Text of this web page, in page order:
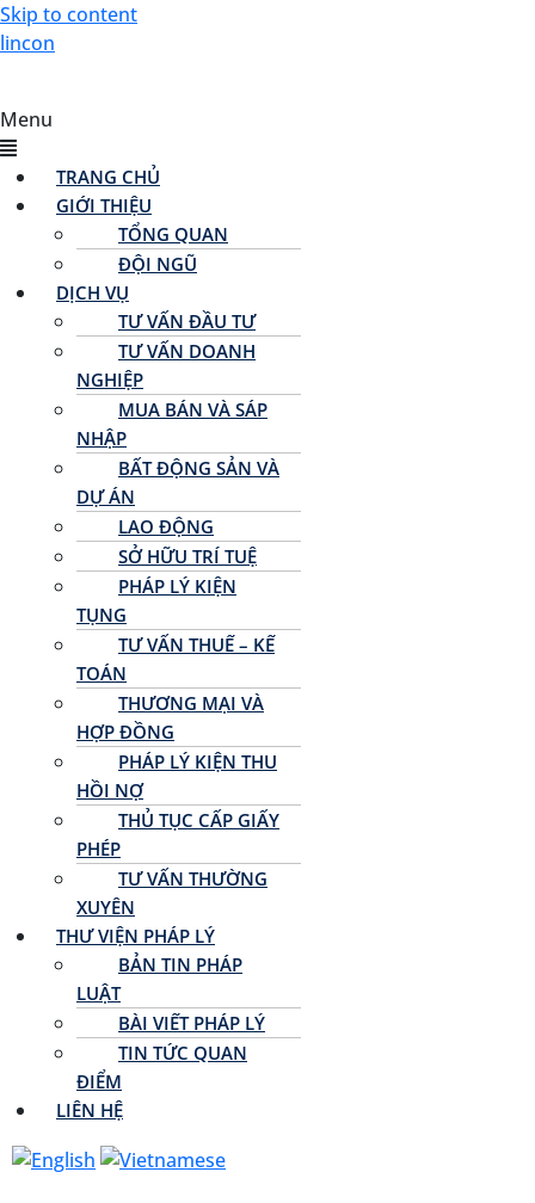
Skip to content
lincon
Menu
TRANG CHỦ
GIỚI THIỆU
TỔNG QUAN
ĐỘI NGŨ
DỊCH VỤ
TƯ VẤN ĐẦU TƯ
TƯ VẤN DOANH
NGHIỆP
MUA BÁN VÀ SÁP
NHẬP
BẤT ĐỘNG SẢN VÀ
DỰ ÁN
LAO ĐỘNG
SỞ HỮU TRÍ TUỆ
PHÁP LÝ KIỆN
TỤNG
TƯ VẤN THUẾ – KẾ
TOÁN
THƯƠNG MẠI VÀ
HỢP ĐỒNG
PHÁP LÝ KIỆN THU
HỒI NỢ
THỦ TỤC CẤP GIẤY
PHÉP
TƯ VẤN THƯỜNG
XUYÊN
THƯ VIỆN PHÁP LÝ
BẢN TIN PHÁP
LUẬT
BÀI VIẾT PHÁP LÝ
TIN TỨC QUAN
ĐIỂM
LIÊN HỆ